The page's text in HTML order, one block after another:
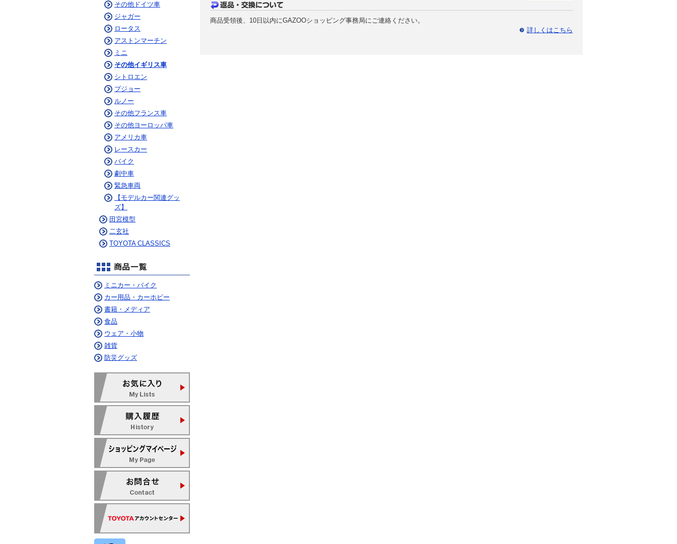
商品受領後、10日以内にGAZOOショッピング事務局にご連絡ください。
詳しくはこちら
その他ドイツ車
ジャガー
ロータス
アストンマーチン
ミニ
その他イギリス車
シトロエン
プジョー
ルノー
その他フランス車
その他ヨーロッパ車
アメリカ車
レースカー
バイク
劇中車
緊急車両
【モデルカー関連グッ
ズ】
田宮模型
二玄社
TOYOTA CLASSICS
ミニカー・バイク
カー用品・カーホビー
書籍・メディア
食品
ウェア・小物
雑貨
防災グッズ